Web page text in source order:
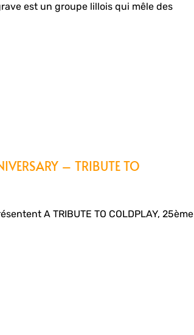
est un groupe lillois qui mêle des
– TRIBUTE TO
A TRIBUTE TO COLDPLAY, 25ème